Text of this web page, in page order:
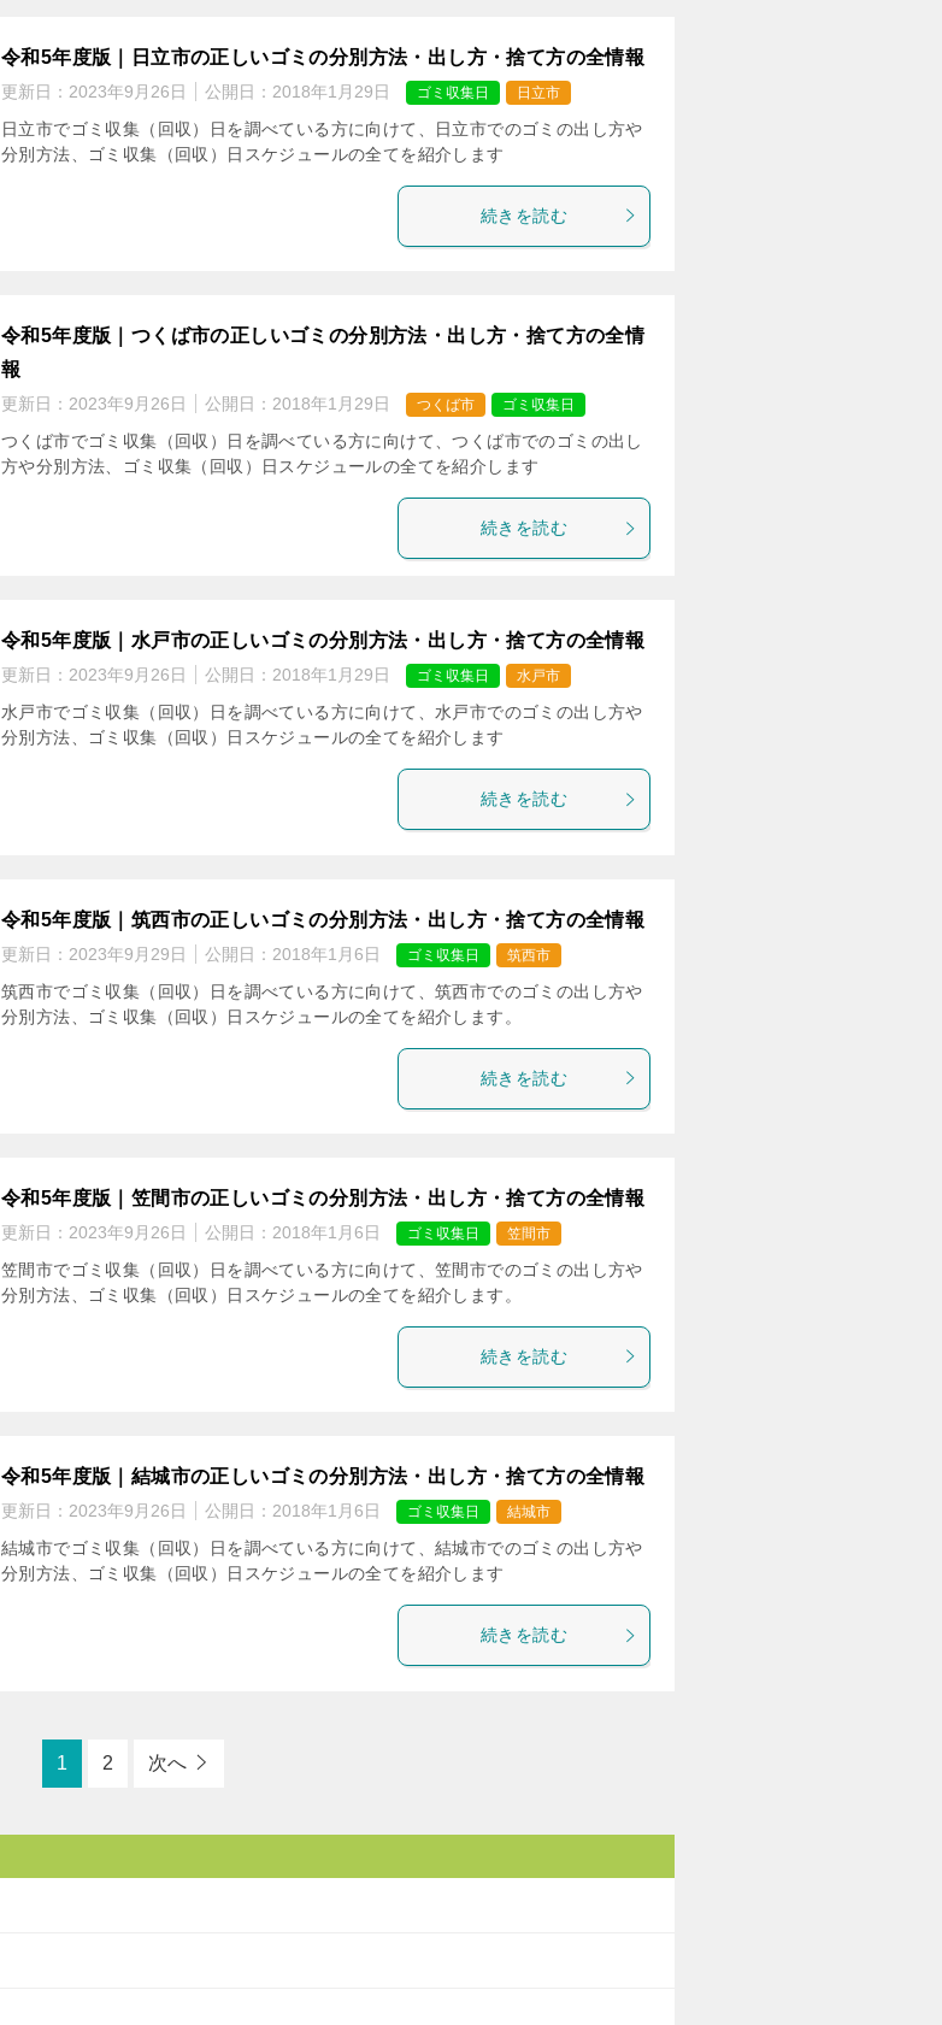
令和5年度版｜日立市の正しいゴミの分別方法・出し方・捨て方の全情報
更新日： 2023年9月26日 公開日： 2018年1月29日 ゴミ収集日 日立市
日立市でゴミ収集（回収）日を調べている方に向けて、日立市でのゴミの出し方や
分別方法、ゴミ収集（回収）日スケジュールの全てを紹介します
続きを読む
令和5年度版｜つくば市の正しいゴミの分別方法・出し方・捨て方の全情
報
更新日： 2023年9月26日 公開日： 2018年1月29日 つくば市 ゴミ収集日
つくば市でゴミ収集（回収）日を調べている方に向けて、つくば市でのゴミの出し
方や分別方法、ゴミ収集（回収）日スケジュールの全てを紹介します
続きを読む
令和5年度版｜水戸市の正しいゴミの分別方法・出し方・捨て方の全情報
更新日： 2023年9月26日 公開日： 2018年1月29日 ゴミ収集日 水戸市
水戸市でゴミ収集（回収）日を調べている方に向けて、水戸市でのゴミの出し方や
分別方法、ゴミ収集（回収）日スケジュールの全てを紹介します
続きを読む
令和5年度版｜筑西市の正しいゴミの分別方法・出し方・捨て方の全情報
更新日： 2023年9月29日 公開日： 2018年1月6日 ゴミ収集日 筑西市
筑西市でゴミ収集（回収）日を調べている方に向けて、筑西市でのゴミの出し方や
分別方法、ゴミ収集（回収）日スケジュールの全てを紹介します。
続きを読む
令和5年度版｜笠間市の正しいゴミの分別方法・出し方・捨て方の全情報
更新日： 2023年9月26日 公開日： 2018年1月6日 ゴミ収集日 笠間市
笠間市でゴミ収集（回収）日を調べている方に向けて、笠間市でのゴミの出し方や
分別方法、ゴミ収集（回収）日スケジュールの全てを紹介します。
続きを読む
令和5年度版｜結城市の正しいゴミの分別方法・出し方・捨て方の全情報
更新日： 2023年9月26日 公開日： 2018年1月6日 ゴミ収集日 結城市
結城市でゴミ収集（回収）日を調べている方に向けて、結城市でのゴミの出し方や
分別方法、ゴミ収集（回収）日スケジュールの全てを紹介します
続きを読む
1 2 次へ